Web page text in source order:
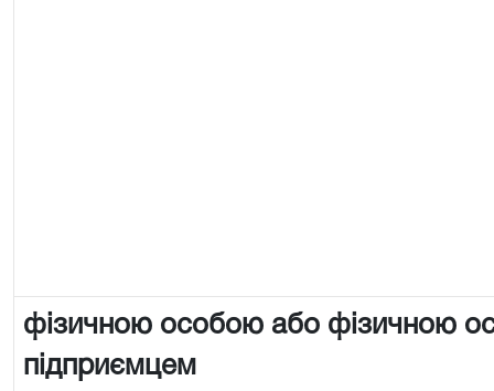
фізичною особою або фізичною
підприємцем